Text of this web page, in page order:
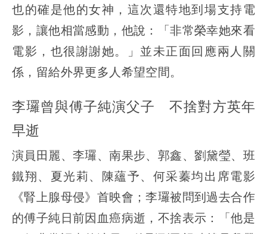
也的確是他的女神，這次還特地到場支持電
影，讓他相當感動，他說：「非常榮幸她來看
電影，也很謝謝她。」並未正面回應兩人關
係，留給外界更多人希望空間。
李㼈曾與傅子純演父子 不捨對方英年
早逝
演員田麗、李㼈、南果步、郭鑫、劉黛瑩、班
鐵翔、夏光莉、陳蘊予、何采蓁均出席電影
《腎上腺母侵》首映會；李㼈被問到過去合作
的傅子純日前因血癌病逝，不捨表示：「他是